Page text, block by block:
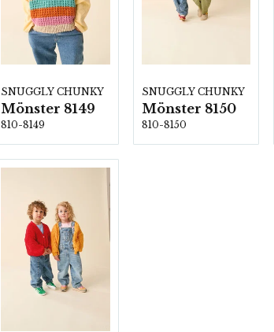
SNUGGLY CHUNKY
Mönster 8149
810-8149
SNUGGLY CHUNKY
Mönster 8150
810-8150